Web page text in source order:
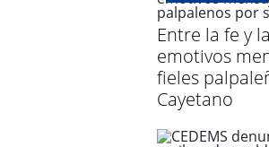
Entre la fe y
emotivos
fieles
Cayetano